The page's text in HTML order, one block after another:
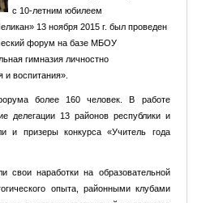
с 10-летним юбилеем
13 ноября 2015 г. был проведен
форум на базе МБОУ
гимназия личностно
и воспитания».
более 160 человек. В работе
делегации 13 районов республики и
и призеры конкурса «Учитель года
свои наработки на образовательной
опыта, районными клубами